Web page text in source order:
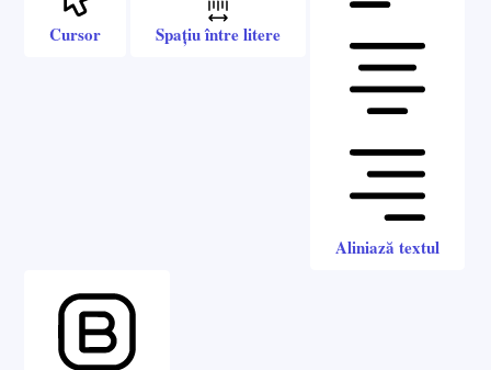
Cursor Spațiu între litere
Aliniază textul